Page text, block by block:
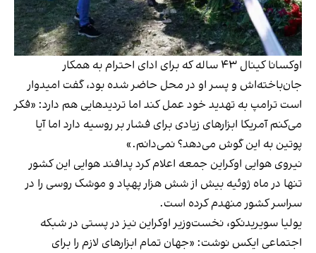
اوکسانا کینال ۴۳ ساله که برای ادای احترام به همکار
جان‌باخته‌اش و پسر او در محل حاضر شده بود، گفت امیدوار
است ترامپ به تهدید خود عمل کند اما تردیدهایی هم دارد: «فکر
می‌کنم آمریکا ابزارهای زیادی برای فشار بر روسیه دارد اما آیا
پوتین به این گوش می‌دهد؟ نمی‌دانم.»
نیروی هوایی اوکراین جمعه اعلام کرد پدافند هوایی این کشور
تنها در ماه ژوئیه بیش از شش هزار پهپاد و موشک روسی را در
سراسر کشور منهدم کرده است.
یولیا سویریدنکو، نخست‌وزیر اوکراین نیز در پستی در شبکه
اجتماعی ایکس نوشت: «جهان تمام ابزارهای لازم را برای